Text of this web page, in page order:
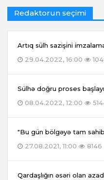
Redaktorun seçimi
Artıq sülh sazişini
29.04.2022, 16:00
Sülhə doğru proses
08.04.2022, 12:00
"Bu gün bölgəyə tam
27.08.2021, 11:00
8146
Qardaşlığın əsəri olan